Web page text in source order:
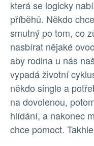
která se logicky
příběhů. Někdo
smutný po tom, co
nasbírat nějaké
aby rodina u nás
vypadá životní
někdo single a
na dovolenou,
hlídání, a nakonec
chce pomoct.